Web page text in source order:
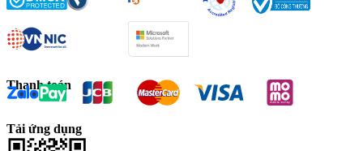
Thanh toán
Tải ứng dụng